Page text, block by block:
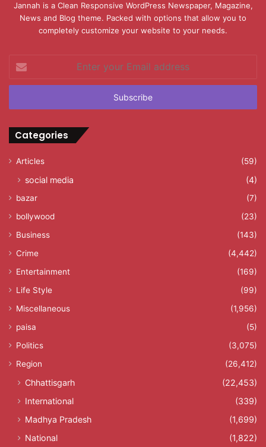
Jannah is a Clean Responsive WordPress Newspaper, Magazine,
News and Blog theme. Packed with options that allow you to
completely customize your website to your needs.
your
Email
Categories
Articles (59)
social media (4)
bazar
(7)
bollywood
(23)
Business
(143)
Crime
(4,442)
Entertainment
(169)
Life Style
(99)
Miscellaneous
(1,956)
paisa
(5)
Politics
(3,075)
Region
(26,412)
Chhattisgarh
(22,453)
International
(339)
Madhya Pradesh
(1,699)
National
(1,822)